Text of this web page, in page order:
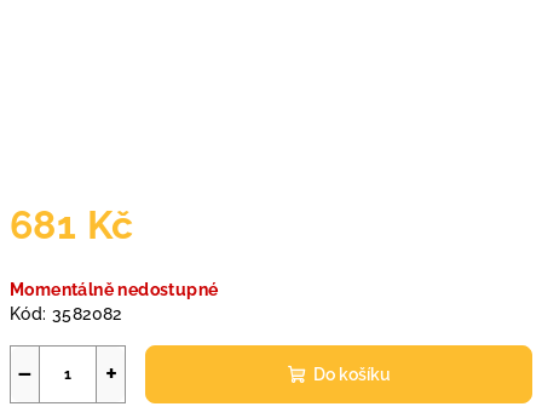
681 Kč
cena:
Momentálně nedostupné
Kód: 3582082
+
− Do košíku